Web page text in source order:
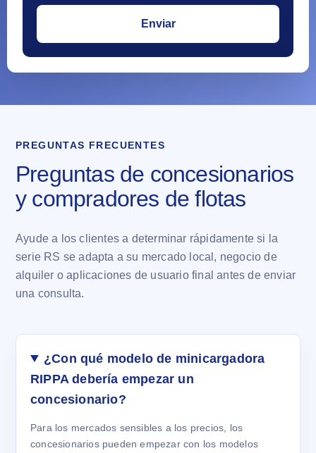
PREGUNTAS FRECUENTES
Preguntas de concesionarios
y compradores de flotas
Ayude a los clientes a determinar rápidamente si la
serie RS se adapta a su mercado local, negocio de
alquiler o aplicaciones de usuario final antes de enviar
una consulta.
¿Con qué modelo de minicargadora
RIPPA debería empezar un
concesionario?
Para los mercados sensibles a los precios, los
concesionarios pueden empezar con los modelos